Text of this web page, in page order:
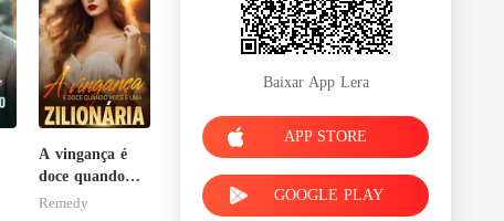
A vingança é
doce quando
você é uma
Remedy
Baixar App Lera
APP STORE
GOOGLE PLAY